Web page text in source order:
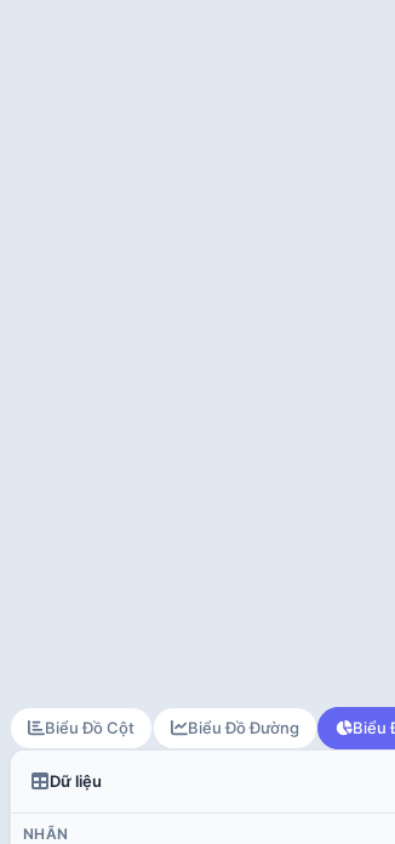
Biểu Đồ Cột Biểu Đồ Đường Biểu
Dữ liệu
NHÃN